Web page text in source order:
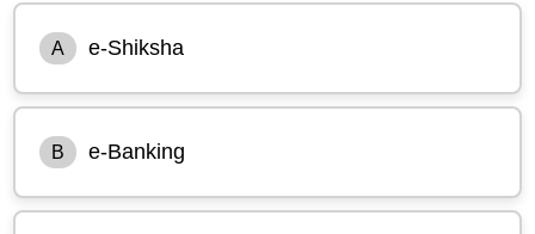
A e-Shiksha
B e-Banking